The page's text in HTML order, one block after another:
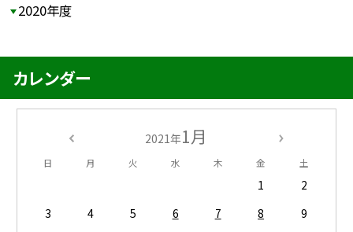
2020年度
カレンダー
2021年1月
日 月 火 水 木 金 土
1
2
3
4 5 6 7 8
9